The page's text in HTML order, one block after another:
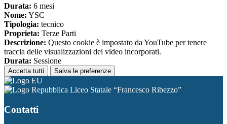
Durata: 6 mesi
Nome: YSC
Tipologia: tecnico
Proprieta: Terze Parti
Descrizione: Questo cookie è impostato da YouTube per tenere
traccia delle visualizzazioni dei video incorporati.
Durata: Sessione
Accetta tutti Salva le preferenze
Liceo Statale “Francesco Ribezzo”
Contatti